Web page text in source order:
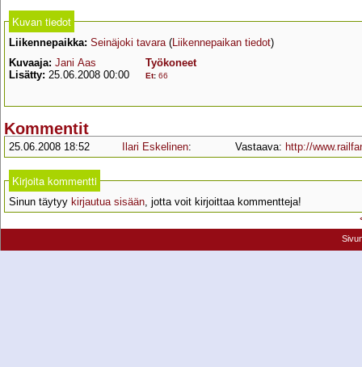
Kuvan tiedot
Liikennepaikka: Seinäjoki tavara(Liikennepaikan tiedot)
Kuvaaja: Jani Aas
Lisätty: 25.06.2008 00:00
Työkoneet
Et: 66
Kommentit
25.06.2008 18:52 Ilari Eskelinen: Vastaava: http://
Kirjoita kommentti
Sinun täytyy kirjautua sisään, jotta voit kirjoittaa kommentteja!